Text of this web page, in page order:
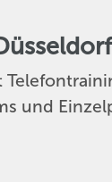
und